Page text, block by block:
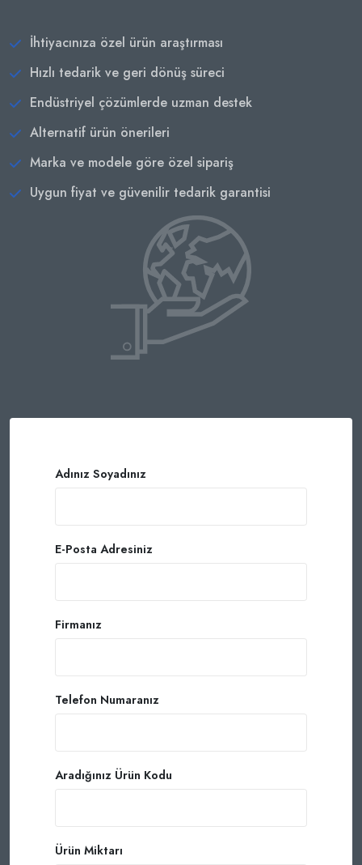
İhtiyacınıza özel ürün araştırması
Hızlı tedarik ve geri dönüş süreci
Endüstriyel çözümlerde uzman destek
Alternatif ürün önerileri
Marka ve modele göre özel sipariş
Uygun fiyat ve güvenilir tedarik garantisi
Adınız Soyadınız
E-Posta Adresiniz
Firmanız
Telefon Numaranız
Aradığınız Ürün Kodu
Ürün Miktarı